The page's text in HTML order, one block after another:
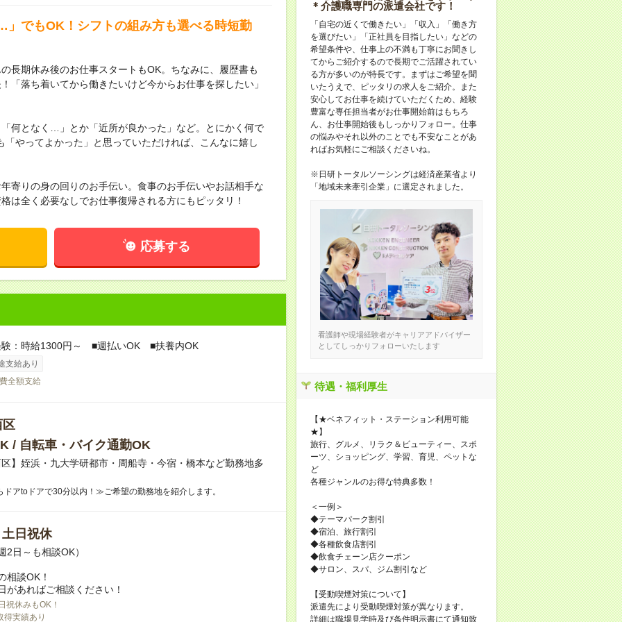
でもOK！シフトの組み方も選べる時短勤
長期休み後のお仕事スタートもOK。ちなみに、履歴書も
「落ち着いてから働きたいけど今からお仕事を探したい」
何となく…」とか「近所が良かった」など。とにかく何で
やってよかった」と思っていただければ、こんなに嬉し
寄りの身の回りのお手伝い。食事のお手伝いやお話相手な
は全く必要なしでお仕事復帰される方にもピッタリ！
応募する
験：時給1300円～ ■週払いOK ■扶養内OK
支給あり
全額支給
区
/ 自転車・バイク通勤OK
】姪浜・九大学研都市・周船寺・今宿・橋本など勤務地多
アtoドアで30分以内！≫ご希望の勤務地を紹介します。
日祝休
2日～も相談OK）
相談OK！
があればご相談ください！
祝休みもOK！
得実績あり
＊介護職専門の派遣会社です！
「自宅の近くで働きたい」「収入」「働き方
を選びたい」「正社員を目指したい」などの
希望条件や、仕事上の不満も丁寧にお聞きし
てからご紹介するので長期でご活躍されてい
る方が多いのが特長です。まずはご希望を聞
いたうえで、ピッタリの求人をご紹介。また
安心してお仕事を続けていただくため、経験
豊富な専任担当者がお仕事開始前はもちろ
ん、お仕事開始後もしっかりフォロー。仕事
の悩みやそれ以外のことでも不安なことがあ
ればお気軽にご相談くださいね。
※日研トータルソーシングは経済産業省より
「地域未来牽引企業」に選定されました。
看護師や現場経験者がキャリアアドバイザー
としてしっかりフォローいたします
待遇・福利厚生
【★ベネフィット・ステーション利用可能
★】
旅行、グルメ、リラク＆ビューティー、スポ
ーツ、ショッピング、学習、育児、ペットな
ど
各種ジャンルのお得な特典多数！
＜一例＞
◆テーマパーク割引
◆宿泊、旅行割引
◆各種飲食店割引
◆飲食チェーン店クーポン
◆サロン、スパ、ジム割引など
【受動喫煙対策について】
派遣先により受動喫煙対策が異なります。
詳細は職場見学時及び条件明示書にて通知致